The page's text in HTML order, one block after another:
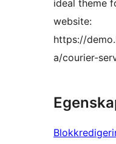
ideal theme
website:
https://
a/courier-